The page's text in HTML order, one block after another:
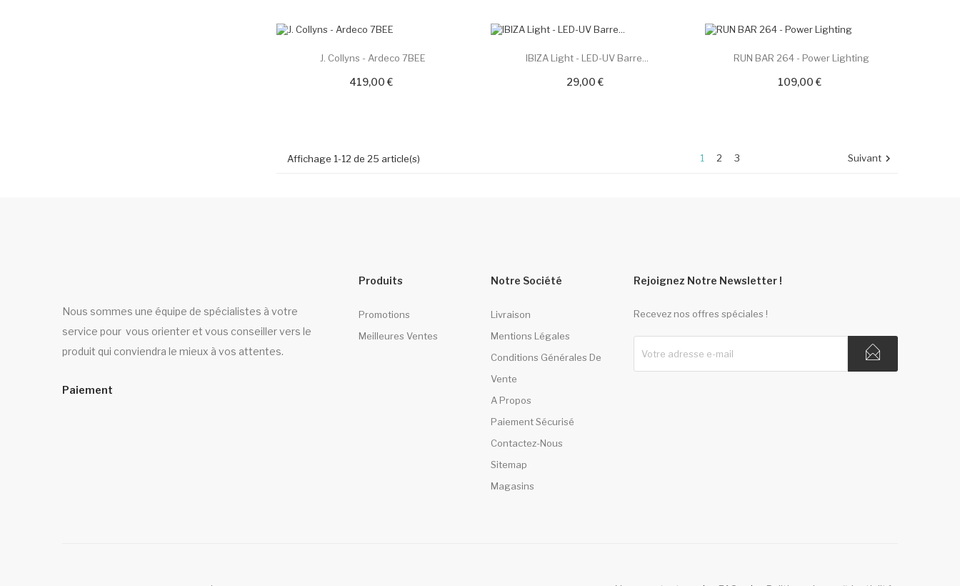
J. Collyns - Ardeco 7BEE
419,00 €
IBIZA Light - LED-UV Barre...
29,00 €
RUN BAR 264 - Power Lighting
109,00 €
Affichage 1-12 de 25 article(s) 1 2 3 Suivant
Nous sommes une équipe de spécialistes à votre
service pour vous orienter et vous conseiller vers le
produit qui conviendra le mieux à vos attentes.
Paiement
Produits
Promotions
Meilleures Ventes
Notre Société
Livraison
Mentions Légales
Conditions Générales De
Vente
A Propos
Paiement Sécurisé
Contactez-Nous
Sitemap
Magasins
Rejoignez Notre Newsletter !
Recevez nos offres spéciales !